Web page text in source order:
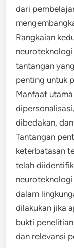
dari
Rangkaian
tantangan
penting untuk
Manfaat
dibedakan,
Tantangan
keterbatasan
telah
dalam
dilakukan jika
bukti
dan relevansi